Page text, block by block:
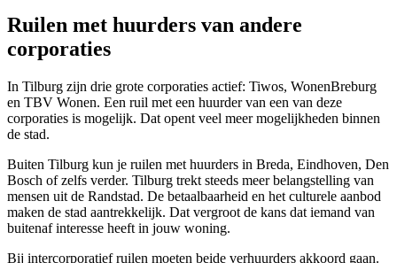
Ruilen met huurders van andere
corporaties
In Tilburg zijn drie grote corporaties actief: Tiwos, WonenBreburg
en TBV Wonen. Een ruil met een huurder van een van deze
corporaties is mogelijk. Dat opent veel meer mogelijkheden binnen
de stad.
Buiten Tilburg kun je ruilen met huurders in Breda, Eindhoven, Den
Bosch of zelfs verder. Tilburg trekt steeds meer belangstelling van
mensen uit de Randstad. De betaalbaarheid en het culturele aanbod
maken de stad aantrekkelijk. Dat vergroot de kans dat iemand van
buitenaf interesse heeft in jouw woning.
Bij intercorporatief ruilen moeten beide verhuurders akkoord gaan.